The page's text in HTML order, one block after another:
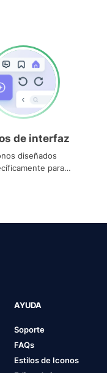
de interfaz
diseñados
para
AYUDA
Soporte
FAQs
Estilos de Iconos